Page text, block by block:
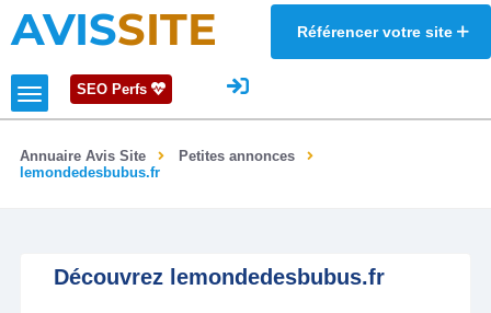
AVISSITE Référencer votre site
SEO Perfs
Annuaire Avis Site
Petites annonces
lemondedesbubus.fr
Découvrez lemondedesbubus.fr